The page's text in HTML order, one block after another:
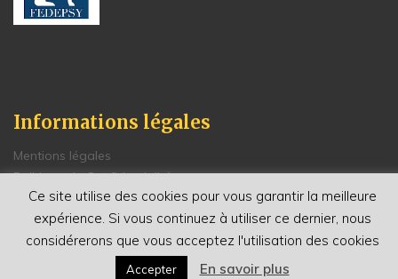
Informations légales
Mentions légales
Politique de Confidentialité
Conditions générales de vente
Renseignements et contacts
Ce site utilise des cookies pour vous garantir la meilleure
expérience. Si vous continuez à utiliser ce dernier, nous
considérerons que vous acceptez l'utilisation des cookies
Accepter En savoir plus